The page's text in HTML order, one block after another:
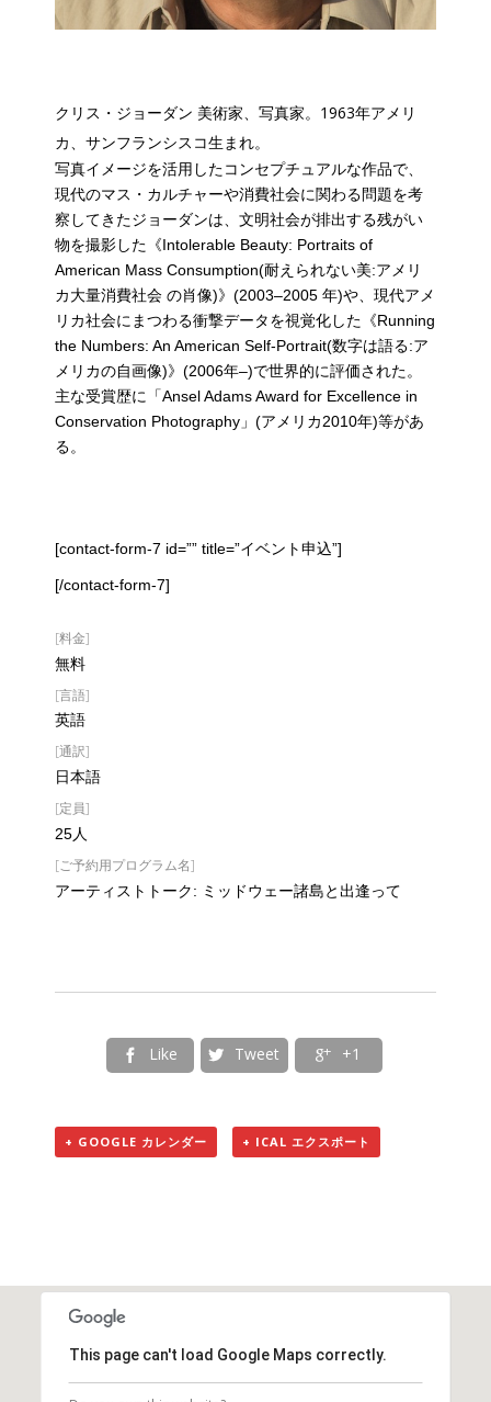
クリス・ジョーダン 美術家、写真家。1963年アメリ
カ、サンフランシスコ生まれ。
写真イメージを活用したコンセプチュアルな作品で、
現代のマス・カルチャーや消費社会に関わる問題を考
察してきたジョーダンは、文明社会が排出する残がい
物を撮影した《Intolerable Beauty: Portraits of
American Mass Consumption(耐えられない美:アメリ
カ大量消費社会 の肖像)》(2003–2005 年)や、現代アメ
リカ社会にまつわる衝撃データを視覚化した《Running
the Numbers: An American Self-Portrait(数字は語る:ア
メリカの自画像)》(2006年–)で世界的に評価された。
主な受賞歴に「Ansel Adams Award for Excellence in
Conservation Photography」(アメリカ2010年)等があ
る。
[contact-form-7 id=”” title=”イベント申込”]
[/contact-form-7]
[料金]
無料
[言語]
英語
[通訳]
日本語
[定員]
25人
[ご予約用プログラム名]
アーティストトーク: ミッドウェー諸島と出逢って
 Like  Tweet  +1
+ GOOGLE カレンダー + ICAL エクスポート
This page can't load Google Maps correctly.